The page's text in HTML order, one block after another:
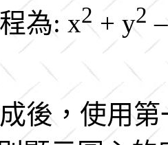
為: x2 + y2
後，使用